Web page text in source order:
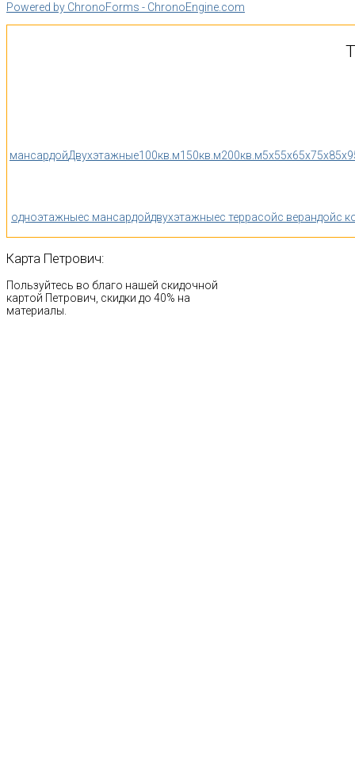
Powered by ChronoForms - ChronoEngine.com
мансардойДвухэтажные100кв.м150кв.м200кв.м5x55x65x75x85x9
одноэтажныес мансардойдвухэтажныес террасойс верандойс
Карта Петрович:
Пользуйтесь во благо нашей скидочной
картой Петрович, скидки до 40% на
материалы.